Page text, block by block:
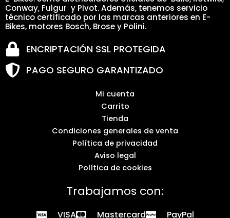
Conway, Fulgur y Pivot. Además, tenemos servicio
técnico certificado por las marcas anteriores en E-
Bikes, motores Bosch, Brose y Polini.
ENCRIPTACIÓN SSL PROTEGIDA
PAGO SEGURO GARANTIZADO
Mi cuenta
Carrito
Tienda
Condiciones generales de venta
Política de privacidad
Aviso legal
Política de cookies
Trabajamos con:
VISA Mastercard PayPal